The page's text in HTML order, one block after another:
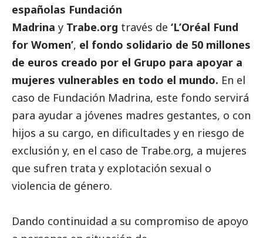
españolas Fundación
Madrina y Trabe.org través de ‘L’Oréal Fund
for Women’, el fondo solidario de 50 millones
de euros creado por el Grupo para apoyar a
mujeres vulnerables en todo el mundo. En el
caso de Fundación Madrina, este fondo servirá
para ayudar a jóvenes madres gestantes, o con
hijos a su cargo, en dificultades y en riesgo de
exclusión y, en el caso de Trabe.org, a mujeres
que sufren trata y explotación sexual o
violencia de género.
Dando continuidad a su compromiso de apoyo